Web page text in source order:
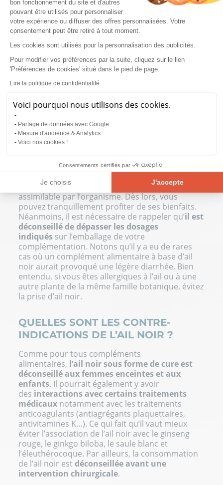
bon fonctionnement du site et d'autres
pouvant être utilisés pour personnaliser
votre expérience ou diffuser des offres personnalisées. Votre
consentement peut être retiré à tout moment.
Les cookies sont utilisés pour la personnalisation des publicités.
Pour modifier vos préférences par la suite, cliquez sur le lien
'Préférences de cookies' situé dans le pied de page.
Lire la politique de confidentialité
Voici pourquoi nous utilisons des cookies.
Partage de données avec Google
Mesure d'audience & Analytics
Voici nos cookies !
Consentements certifiés par
Je choisis J'accepte
Axeptio consent
Plateforme de Gestion du Consentement : Personnalisez vos
Notre plateforme vous permet d'adapter et de gérer vos
profiter sous la forme d’une
complémentation.L’ail noir se consomme alors
au quotidien, sans aucun souci
lors de la consommation de l’ail noir si vous
l’utilisez en cures quotidiennes. Prenez
connaissance des effets secondaires et des
contre-indications avant de faire le plein de
vertus !
SECONDAIRES DE L'AIL NOIR ?
Si l’ail frais peut être à l’origine d’une mauvaise
brûlures d’estomac,l’ail noir n’a pas ce genre
de l’ail noir lui permet d’être grandement
assimilable par l’organisme. Dès lors, vous
pouvez tranquillement profiter de ses bienfaits.
Néanmoins, il est nécessaire de rappeler qu’il est
déconseillé de dépasser les dosages
indiqués sur l’emballage de votre
complémentation. Notons qu’il y a eu de rares
cas où un complément alimentaire à base d’ail
noir aurait provoqué une légère diarrhée. Bien
entendu, si vous êtes allergiques à l’ail ou à une
autre plante de la même famille botanique, évitez
la prise d’ail noir.
QUELLES SONT LES CONTRE-
INDICATIONS DE L’AIL NOIR ?
Comme pour tous compléments
alimentaires, l’ail noir sous forme de cure est
déconseillé aux femmes enceintes et aux
enfants. Il pourrait également y avoir
des interactions avec certains traitements
médicaux notamment avec les traitements
anticoagulants (antiagrégants plaquettaires,
antivitamines K…). Ce qui fait qu’il vaut mieux
éviter l’association de l’ail noir avec le ginseng
rouge, le ginkgo biloba, le saule blanc et
l’éleuthérocoque. Par ailleurs, la consommation
de l’ail noir estdéconseillée avant une
intervention chirurgicale.